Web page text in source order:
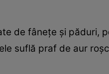
de fâneţe şi păduri,
suflă praf de aur